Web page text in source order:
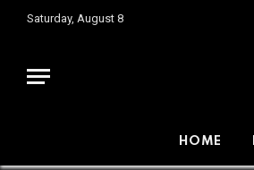
Saturday, August 8
HOME